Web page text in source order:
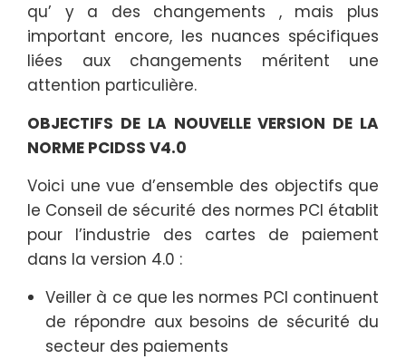
qu’ y a des changements , mais plus
important encore, les nuances spécifiques
liées aux changements méritent une
attention particulière.
OBJECTIFS DE LA NOUVELLE VERSION DE LA
NORME PCIDSS V4.0
Voici une vue d’ensemble des objectifs que
le Conseil de sécurité des normes PCI établit
pour l’industrie des cartes de paiement
dans la version 4.0 :
Veiller à ce que les normes PCI continuent
de répondre aux besoins de sécurité du
secteur des paiements